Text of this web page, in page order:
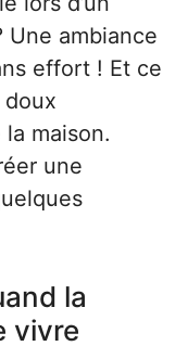
Une ambiance
effort ! Et ce
doux
maison.
une
la
vivre